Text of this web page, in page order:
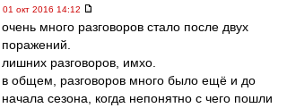
01 окт 2016 14:12
очень много разговоров стало после двух
поражений.
лишних разговоров, имхо.
в общем, разговоров много было ещё и до
начала сезона, когда непонятно с чего пошли